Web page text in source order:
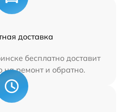
доставка
бесплатно доставит
на ремонт и обратно.